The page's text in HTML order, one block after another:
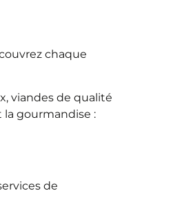
chaque
viandes de qualité
la gourmandise :
de